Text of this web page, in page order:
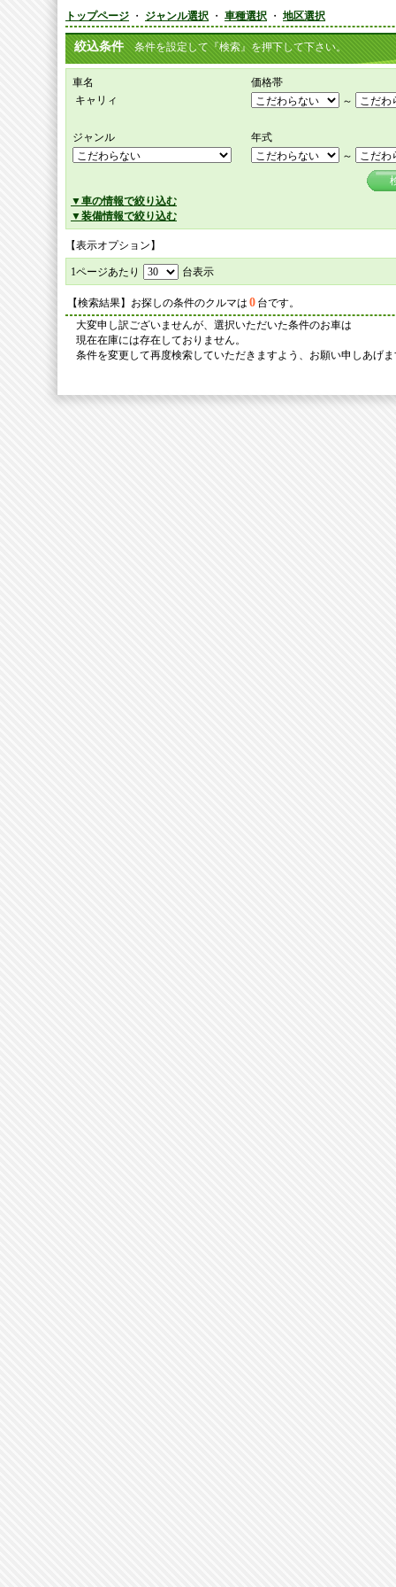
トップページ ・ ジャンル選択 ・ 車種選択 ・ 地区選択
絞込条件 条件を設定して『検索』を押下して下さい。
車名
価格帯
キャリィ
～
ジャンル
年式
～
▼車の情報で絞り込む
▼装備情報で絞り込む
【表示オプション】
1ページあたり 台表示
【検索結果】お探しの条件のクルマは 0 台です。
大変申し訳ございませんが、選択いただいた条件のお車は
現在在庫には存在しておりません。
条件を変更して再度検索していただきますよう、お願い申しあげ